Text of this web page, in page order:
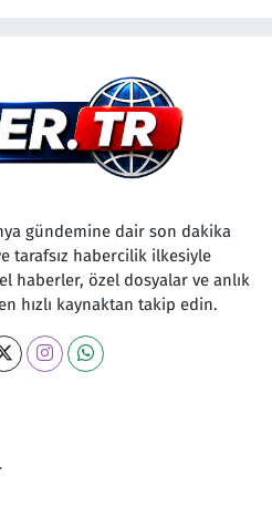
gündemine dair son dakika
tarafsız habercilik ilkesiyle
haberler, özel dosyalar ve anlık
hızlı kaynaktan takip edin.